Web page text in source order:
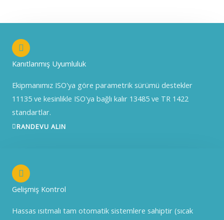
Kanıtlanmış Uyumluluk
Ekipmanımız ISO'ya göre parametrik sürümü destekler
11135 ve kesinlikle ISO'ya bağlı kalır 13485 ve TR 1422
standartlar.
RANDEVU ALIN
Gelişmiş Kontrol
Hassas ısıtmalı tam otomatik sistemlere sahiptir (sıcak